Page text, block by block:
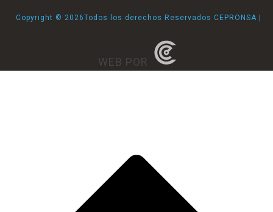
Copyright © 2026Todos los derechos Reservados CEPRONSA |
WEB POR